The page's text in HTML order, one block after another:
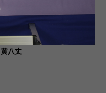
黄八丈